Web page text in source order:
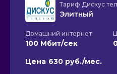
Тариф Дискус
Элитный
Домашний интернет
100 Мбит/сек
Цена 630 руб./мес.